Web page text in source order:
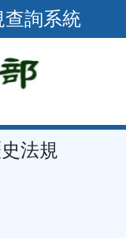
查詢系統
法規